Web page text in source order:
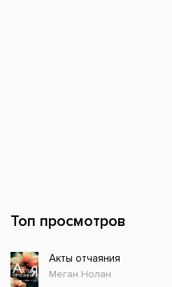
Топ просмотров
Акты отчаяния
Меган Нолан